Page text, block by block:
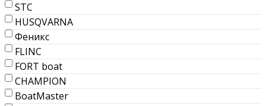
STC
HUSQVARNA
Феникс
FLINC
FORT boat
CHAMPION
BoatMaster